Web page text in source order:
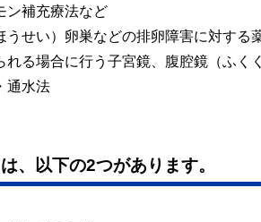
ン補充療法など
せい）卵巣などの排卵障害に対する
れる場合に行う子宮鏡、腹腔鏡（ふく
通水法
、以下の2つがあります。